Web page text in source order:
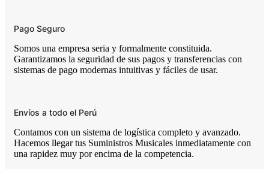
Pago Seguro
Somos una empresa seria y formalmente constituida.
Garantizamos la seguridad de sus pagos y transferencias con
sistemas de pago modernas intuitivas y fáciles de usar.
Envíos a todo el Perú
Contamos con un sistema de logística completo y avanzado.
Hacemos llegar tus Suministros Musicales inmediatamente con
una rapidez muy por encima de la competencia.